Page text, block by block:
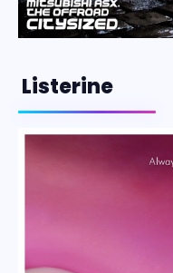
Listerine